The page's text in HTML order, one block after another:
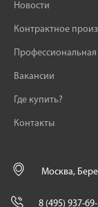
Новости
Контрактное
Профессиональная
Вакансии
Где купить?
Контакты
Москва,
8 (495) 937-